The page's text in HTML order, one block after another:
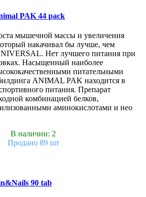
PAK 44 pack
мышечной массы и увеличения
накачивал бы лучше, чем
Нет лучшего питания при
Насыщенный наиболее
питательными
ANIMAL PAK находится в
питания. Препарат
комбинацией белков,
аминокислотами и нео
В наличии: 2
Продано 89 шт
90 tab